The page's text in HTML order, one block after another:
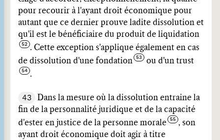
pour recourir à l'ayant droit économique pour
autant que ce dernier prouve ladite dissolution et
qu'il est le bénéficiaire du produit de liquidation
. Cette exception s'applique également en cas
de dissolution d'une fondation
ou d'un trust
.
43
Dans la mesure où la dissolution entraine la
fin de la personnalité juridique et de la capacité
d'ester en justice de la personne morale
, son
ayant droit économique doit agir à titre